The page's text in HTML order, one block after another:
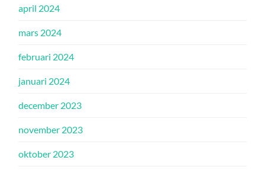
april 2024
mars 2024
februari 2024
januari 2024
december 2023
november 2023
oktober 2023